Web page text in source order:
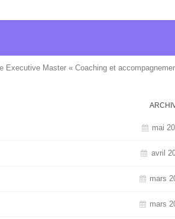
Executive Master « Coaching et
mai
avril
mars
mars